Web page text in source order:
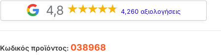
4,8 4,260 αξιολογήσεις
Κωδικός προϊόντος: 038968